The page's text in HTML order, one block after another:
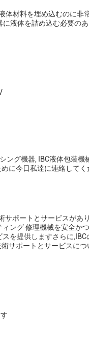
材料を埋め込むのに非
液体を詰め込む必要の
グ機器, IBC液体包装機
に今日私達に連絡してく
サポートとサービスがあ
ング 修理機械を安全か
を提供しますさらに
サポートとサービスに